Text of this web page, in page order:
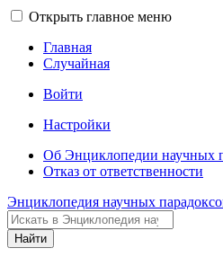
Открыть главное меню
Главная
Случайная
Войти
Настройки
Об Энциклопедии научных
Отказ от ответственности
Энциклопедия научных
Найти